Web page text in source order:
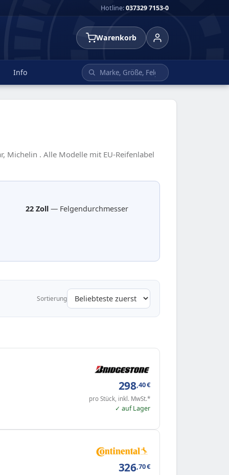
Hotline:037329 7153-0
Warenkorb
Info
Michelin . Alle Modelle mit EU-Reifenlabel
22 Zoll— Felgendurchmesser
Sortierung
298,40€
pro Stück, inkl. MwSt.*
✓ auf Lager
326,70€